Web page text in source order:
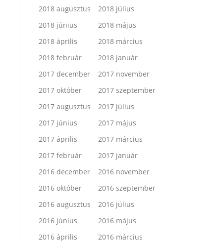
2018 augusztus
2018 július
2018 június
2018 május
2018 április
2018 március
2018 február
2018 január
2017 december
2017 november
2017 október
2017 szeptember
2017 augusztus
2017 július
2017 június
2017 május
2017 április
2017 március
2017 február
2017 január
2016 december
2016 november
2016 október
2016 szeptember
2016 augusztus
2016 július
2016 június
2016 május
2016 április
2016 március